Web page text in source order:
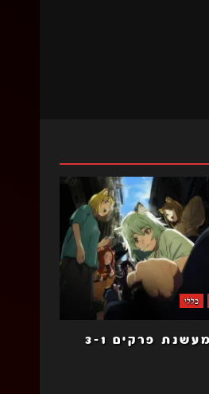
כללי
פרקים 3-1